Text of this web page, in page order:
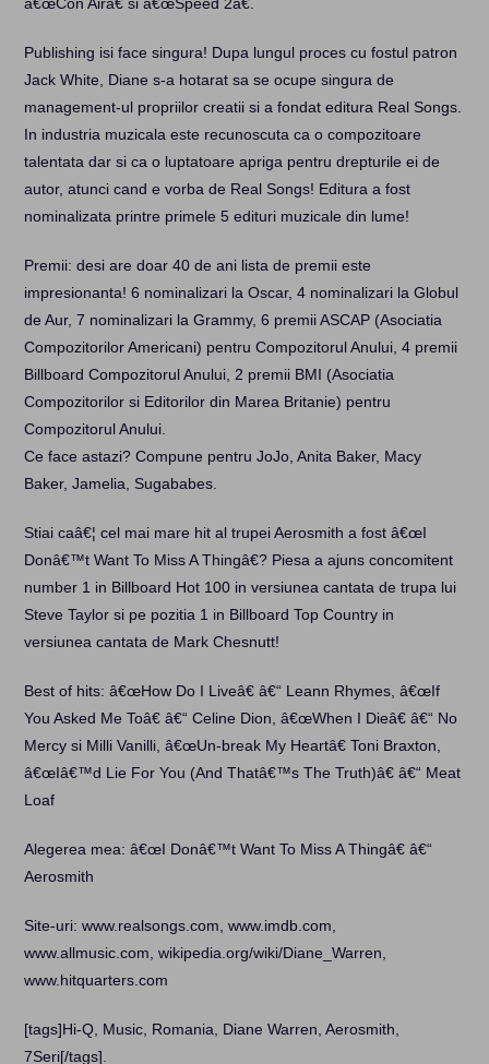
Publishing isi face singura! Dupa lungul proces cu fostul patron
Jack White, Diane s-a hotarat sa se ocupe singura de
management-ul propriilor creatii si a fondat editura Real Songs.
In industria muzicala este recunoscuta ca o compozitoare
talentata dar si ca o luptatoare apriga pentru drepturile ei de
autor, atunci cand e vorba de Real Songs! Editura a fost
nominalizata printre primele 5 edituri muzicale din lume!
Premii: desi are doar 40 de ani lista de premii este
impresionanta! 6 nominalizari la Oscar, 4 nominalizari la Globul
de Aur, 7 nominalizari la Grammy, 6 premii ASCAP (Asociatia
Compozitorilor Americani) pentru Compozitorul Anului, 4 premii
Billboard Compozitorul Anului, 2 premii BMI (Asociatia
Compozitorilor si Editorilor din Marea Britanie) pentru
Compozitorul Anului.
Ce face astazi? Compune pentru JoJo, Anita Baker, Macy
Baker, Jamelia, Sugababes.
Stiai caâ€¦ cel mai mare hit al trupei Aerosmith a fost â€œI
Donâ€™t Want To Miss A Thingâ€? Piesa a ajuns concomitent
number 1 in Billboard Hot 100 in versiunea cantata de trupa lui
Steve Taylor si pe pozitia 1 in Billboard Top Country in
versiunea cantata de Mark Chesnutt!
Best of hits: â€œHow Do I Liveâ€ â€“ Leann Rhymes, â€œIf
You Asked Me Toâ€ â€“ Celine Dion, â€œWhen I Dieâ€ â€“ No
Mercy si Milli Vanilli, â€œUn-break My Heartâ€ Toni Braxton,
â€œIâ€™d Lie For You (And Thatâ€™s The Truth)â€ â€“ Meat
Loaf
Alegerea mea: â€œI Donâ€™t Want To Miss A Thingâ€ â€“
Aerosmith
Site-uri: www.realsongs.com, www.imdb.com,
www.allmusic.com, wikipedia.org/wiki/Diane_Warren,
www.hitquarters.com
[tags]Hi-Q, Music, Romania, Diane Warren, Aerosmith,
7Seri[/tags]